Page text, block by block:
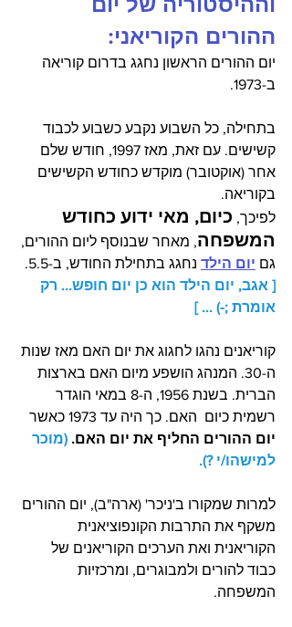
ההורים הקוריאני:
יום ההורים הראשון נחגג בדרום קוריאה
ב-1973.
בתחילה, כל השבוע נקבע כשבוע לכבוד
קשישים. עם זאת, מאז 1997, חודש שלם
אחר (אוקטובר) מוקדש כחודש הקשישים
בקוריאה.
לפיכך, כיום, מאי ידוע כחודש
המשפחה, מאחר שבנוסף ליום ההורים,
גם יום הילד נחגג בתחילת החודש, ב-5.5.
[ אגב, יום הילד הוא כן יום חופש... רק
אומרת ;-) ... ]
קוריאנים נהגו לחגוג את יום האם מאז שנות
ה-30. המנהג הושפע מיום האם בארצות
הברית. בשנת 1956, ה-8 במאי הוגדר
רשמית כיום  האם. כך היה עד 1973 כאשר
יום ההורים החליף את יום האם. (מוכר
למישהו/י ?).
למרות שמקורו ב'ניכר' (ארה"ב), יום ההורים
משקף את התרבות הקונפוציאנית
הקוריאנית ואת הערכים הקוריאנים של
כבוד להורים ולמבוגרים, ומרכזיות
המשפחה.